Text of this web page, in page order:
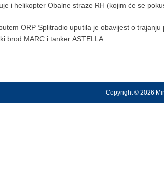
i helikopter Obalne straze RH (kojim će se
ORP Splitradio uputila je obavijest o
brod MARC i tanker ASTELLA.
Copyright © 2026